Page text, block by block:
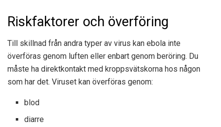
Riskfaktorer och överföring
Till skillnad från andra typer av virus kan ebola inte
överföras genom luften eller enbart genom beröring. Du
måste ha direktkontakt med kroppsvätskorna hos någon
som har det. Viruset kan överföras genom:
blod
diarre